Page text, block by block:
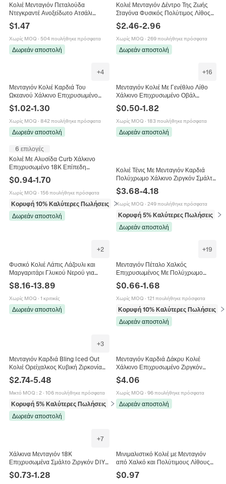
Κολιέ Μενταγιόν Πεταλούδα
Ντεγκραντέ Ανοξείδωτο Ατσάλι
Χαλκός Γυαλί Ζιργκόν Μόδα Αλυσίδα
Κλείδας Για Γυναίκες
$1.47
Χωρίς MOQ · 504 πουλήθηκε πρόσφατα
Δωρεάν αποστολή
Κολιέ Μενταγιόν Δέντρο Της Ζωής
Σταγόνα Φυσικός Πολύτιμος Λίθος
Χειροποίητο Σύρμα Τυλιγμένο
Κόσμημα Vintage Γυναικείο
$2.46-2.96
Χωρίς MOQ · 269 πουλήθηκε πρόσφατα
Δωρεάν αποστολή
+4
Μενταγιόν Κολιέ Καρδιά Του
Ωκεανού Χάλκινο Επιχρυσωμένο
Κρύσταλλο Ζιργκόν Πολυτελή Μόδα
Κομψά Κοσμήματα Για Γυναίκες
$1.02-1.30
Χωρίς MOQ · 842 πουλήθηκε πρόσφατα
Δωρεάν αποστολή
+16
Μενταγιόν Κολιέ Με Γενέθλιο Λίθο
Χάλκινο Επιχρυσωμένο Οβάλ
Ζιργκόν Μήνες Κόσμημα Μόδα
Ρετρό Δώρο Για Γυναίκες
$0.50-1.82
Χωρίς MOQ · 183 πουλήθηκε πρόσφατα
Δωρεάν αποστολή
6 επιλογές
Κολιέ Με Αλυσίδα Curb Χάλκινο
Επιχρυσωμένο 18K Επίπεδη
Αλυσίδα Κλείδας Μινιμαλιστικά
Κοσμήματα Μόδας
$0.94-1.70
Χωρίς MOQ · 156 πουλήθηκε πρόσφατα
Κορυφή 10% Καλύτερες Πωλήσεις
σε Κολιέ
Δωρεάν αποστολή
Κολιέ Τένις Με Μενταγιόν Καρδιά
Πολύχρωμο Χάλκινο Ζιργκόν Σμάλτο
$3.68-4.18
Χωρίς MOQ · 249 πουλήθηκε πρόσφατα
Κορυφή 5% Καλύτερες Πωλήσεις
σε
Δωρεάν αποστολή
+2
Φυσικό Κολιέ Λάπις Λάζουλι και
Μαργαριτάρι Γλυκού Νερού για
Γυναίκες Ορείχαλκος Επιχρυσωμένο
Χειροποίητο Κολιέ Boho Κοσμήματα
$8.16-13.89
Χωρίς MOQ · 1 κριτικές
Δωρεάν αποστολή
+19
Μενταγιόν Πέταλο Χαλκός
Επιχρυσωμένος Με Πολύχρωμο
Ζιργκόν DIY Κατασκευή Κοσμημάτων
Αξεσουάρ Γυναίκες
$0.66-1.68
Χωρίς MOQ · 121 πουλήθηκε πρόσφατα
Κορυφή 10% Καλύτερες Πωλήσεις
Δωρεάν αποστολή
+3
Μενταγιόν Καρδιά Bling Iced Out
Κολιέ Ορείχαλκος Κυβική Ζιρκονία
Hip Hop Κοσμήματα Με Αλυσίδα
Σχοινί Για Άνδρες Γυναίκες
$2.74-5.48
Μικτό MOQ : 2· 106 πουλήθηκε πρόσφατα
Κορυφή 5% Καλύτερες Πωλήσεις
σε Κολιέ
Δωρεάν αποστολή
Μενταγιόν Καρδιά Δάκρυ Κολιέ
Χάλκινο Επιχρυσωμένο Ζιργκόν
Αλυσίδα Συνδετήρα Κούμπωμα
Toggle Μόδα Κοσμήματα Για
Γυναίκες
$4.06
Χωρίς MOQ · 96 πουλήθηκε πρόσφατα
Δωρεάν αποστολή
+7
Χάλκινα Μενταγιόν 18K
Επιχρυσωμένα Σμάλτο Ζιργκόν DIY
Charms Για Κατασκευή Κοσμημάτων
Γυναικεία Καρδιά Φεγγάρι Μάτι
$0.73-1.28
Μινιμαλιστικό Κολιέ με Μενταγιόν
από Χαλκό και Πολύτιμους Λίθους
για Γυναίκες Χρυσό Γεωμετρικό
Ζιρκόνια Οπάλιο Κολιέ
$0.97